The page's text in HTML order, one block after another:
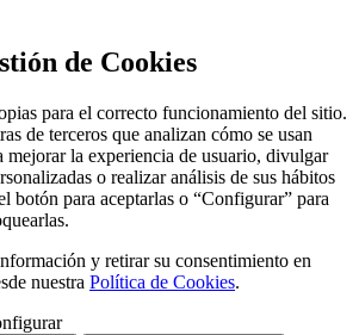
de Cookies
para el correcto funcionamiento del sitio.
de terceros que analizan cómo se usan
mejorar la experiencia de usuario, divulgar
o realizar análisis de sus hábitos
botón para aceptarlas o “Configurar” para
y retirar su consentimiento en
nuestra Política de Cookies.